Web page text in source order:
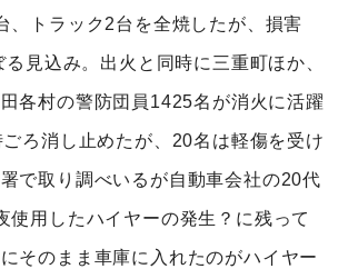
、トラック2台を全焼したが、損害
見込み。出火と同時に三重町ほか、
各村の警防団員1425名が消火に活躍
ろ消し止めたが、20名は軽傷を受け
で取り調べいるが自動車会社の20代
使用したハイヤーの発生？に残って
そのまま車庫に入れたのがハイヤー